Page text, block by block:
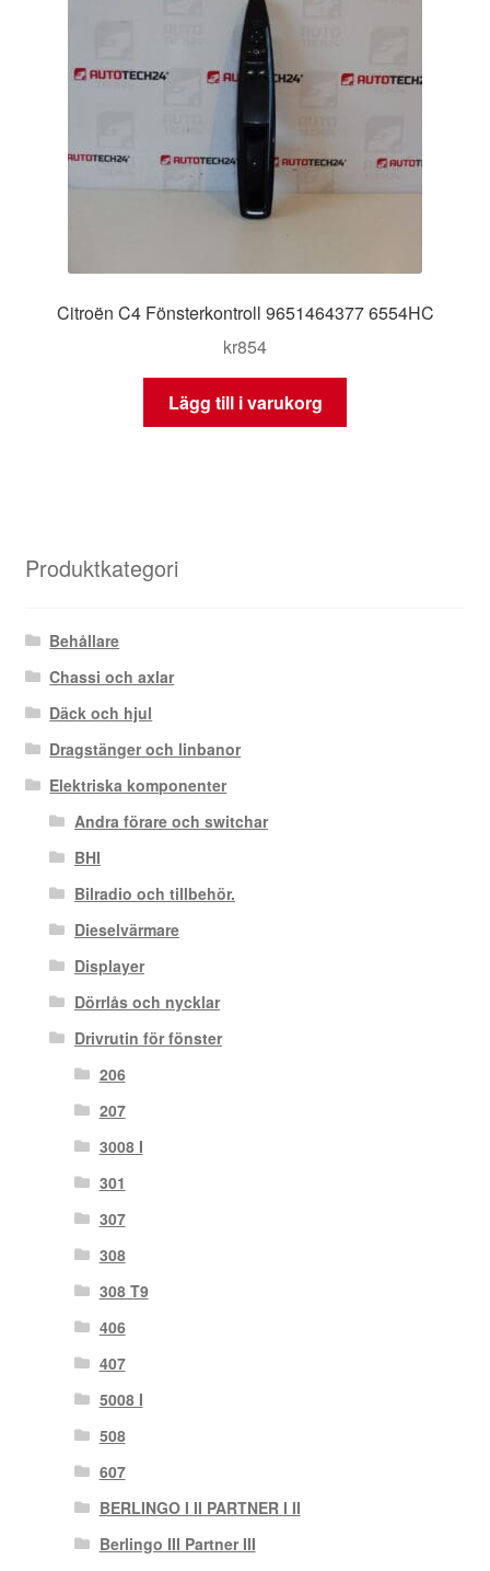
Citroën C4 Fönsterkontroll 9651464377 6554HC
kr854
Lägg till i varukorg
Produktkategori
Behållare
Chassi och axlar
Däck och hjul
Dragstänger och linbanor
Elektriska komponenter
Andra förare och switchar
BHI
Bilradio och tillbehör.
Dieselvärmare
Displayer
Dörrlås och nycklar
Drivrutin för fönster
206
207
3008 I
301
307
308
308 T9
406
407
5008 I
508
607
BERLINGO I II PARTNER I II
Berlingo III Partner III